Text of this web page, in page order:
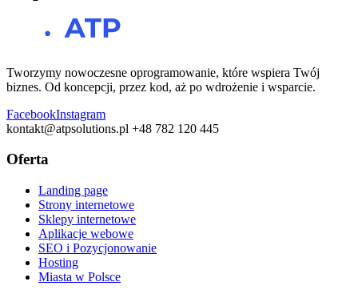
Tworzymy nowoczesne oprogramowanie, które wspiera Twój
biznes. Od koncepcji, przez kod, aż po wdrożenie i wsparcie.
FacebookInstagram
kontakt@atpsolutions.pl +48 782 120 445
Oferta
Landing page
Strony internetowe
Sklepy internetowe
Aplikacje webowe
SEO i Pozycjonowanie
Hosting
Miasta w Polsce